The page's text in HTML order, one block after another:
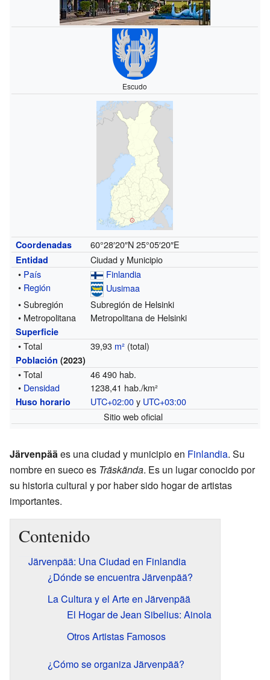
Escudo
Coordenadas 60°28′20″N 25°05′20″E
Entidad
Ciudad y Municipio
• País
Finlandia
• Región
Uusimaa
• Subregión
Subregión de Helsinki
• Metropolitana
Metropolitana de Helsinki
Superficie
• Total 39,93 m² (total)
Población (2023)
• Total
46 490 hab.
• Densidad 1238,41 hab./km²
Huso horario UTC+02:00y UTC+03:00
Sitio web oficial
Järvenpääes una ciudad y municipio en Finlandia. Su
nombre en sueco es Träskända. Es un lugar conocido por
su historia cultural y por haber sido hogar de artistas
importantes.
Contenido
Järvenpää: Una Ciudad en Finlandia
¿Dónde se encuentra Järvenpää?
La Cultura y el Arte en Järvenpää
El Hogar de Jean Sibelius: Ainola
Otros Artistas Famosos
¿Cómo se organiza Järvenpää?